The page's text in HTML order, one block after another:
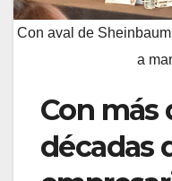
Con aval de
a
Con más
décadas